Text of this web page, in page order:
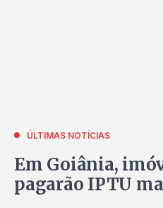
ÚLTIMAS NOTÍCIAS
Em Goiânia,
pagarão IPTU